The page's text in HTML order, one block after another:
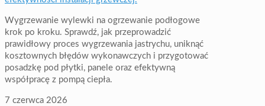
Wygrzewanie wylewki na ogrzewanie podłogowe
krok po kroku. Sprawdź, jak przeprowadzić
prawidłowy proces wygrzewania jastrychu, uniknąć
kosztownych błędów wykonawczych i przygotować
posadzkę pod płytki, panele oraz efektywną
współpracę z pompą ciepła.
7 czerwca 2026